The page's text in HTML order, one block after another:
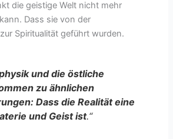
die geistige Welt nicht mehr
Dass sie von der
Spiritualität geführt wurden.
und die östliche
zu ähnlichen
Dass die Realität eine
und Geist ist.“